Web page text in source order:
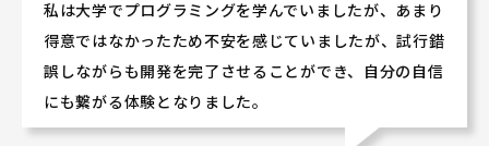
私は大学でプログラミングを学んでいましたが、あまり
得意ではなかったため不安を感じていましたが、試行錯
誤しながらも開発を完了させることができ、自分の自信
にも繋がる体験となりました。